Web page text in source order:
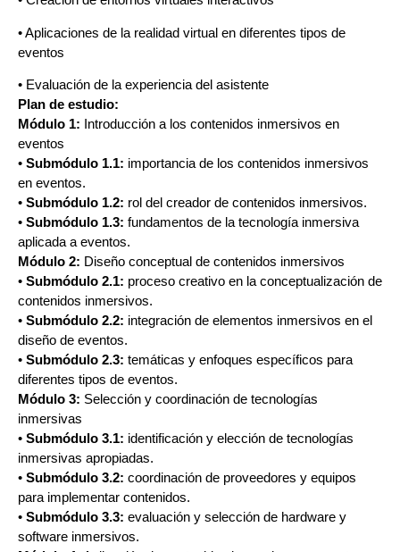
• Aplicaciones de la realidad virtual en diferentes tipos de
eventos
• Evaluación de la experiencia del asistente
Plan de estudio:
Módulo 1: Introducción a los contenidos inmersivos en
eventos
• Submódulo 1.1: importancia de los contenidos inmersivos
en eventos.
• Submódulo 1.2: rol del creador de contenidos inmersivos.
• Submódulo 1.3: fundamentos de la tecnología inmersiva
aplicada a eventos.
Módulo 2: Diseño conceptual de contenidos inmersivos
• Submódulo 2.1: proceso creativo en la conceptualización de
contenidos inmersivos.
• Submódulo 2.2: integración de elementos inmersivos en el
diseño de eventos.
• Submódulo 2.3: temáticas y enfoques específicos para
diferentes tipos de eventos.
Módulo 3: Selección y coordinación de tecnologías
inmersivas
• Submódulo 3.1: identificación y elección de tecnologías
inmersivas apropiadas.
• Submódulo 3.2: coordinación de proveedores y equipos
para implementar contenidos.
• Submódulo 3.3: evaluación y selección de hardware y
software inmersivos.